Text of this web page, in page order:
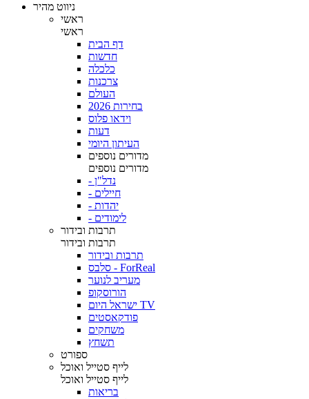
ניווט מהיר
ראשי
ראשי
דף הבית
חדשות
כלכלה
צרכנות
העולם
בחירות 2026
וידאו פלוס
דעות
העיתון היומי
מדורים נוספים
מדורים נוספים
- נדל"ן
- חיילים
- יהדות
- לימודים
תרבות ובידור
תרבות ובידור
תרבות ובידור
סלבס - ForReal
מעריב לנוער
הורוסקופ
ישראל היום TV
פודקאסטים
משחקים
תשחץ
ספורט
לייף סטייל ואוכל
לייף סטייל ואוכל
בריאות